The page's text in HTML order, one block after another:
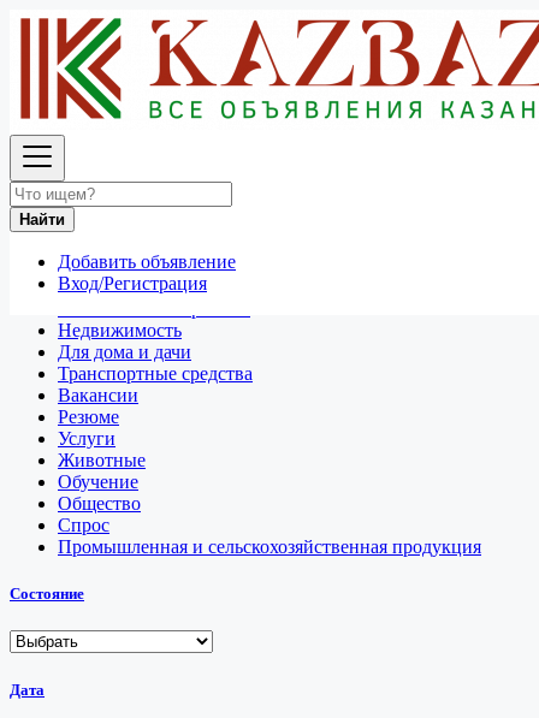
Найти
Добавить объявление
Вход/Регистрация
Для дома и дачи
Все объявления в 50 км around Сургут
Разное
Личные вещи
Недвижимость
Для дома и дачи
Транспортные средства
Вакансии
Резюме
Услуги
Животные
Обучение
Общество
Спрос
Промышленная и сельскохозяйственная продукция
Состояние
Дата